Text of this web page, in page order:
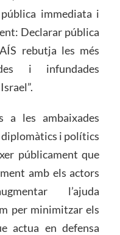
immediata i
Declarar pública
rebutja les més
i infundades
a les ambaixades
i polítics
públicament que
amb els actors
l’ajuda
per minimitzar els
actua en defensa